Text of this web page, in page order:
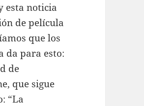
esta noticia
de película
que los
da para esto:
de
que sigue
“La